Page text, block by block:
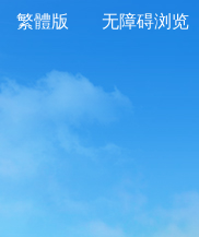
繁體版 无障碍浏览